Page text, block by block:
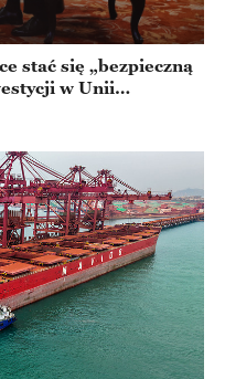
stać się „bezpieczną
w Unii